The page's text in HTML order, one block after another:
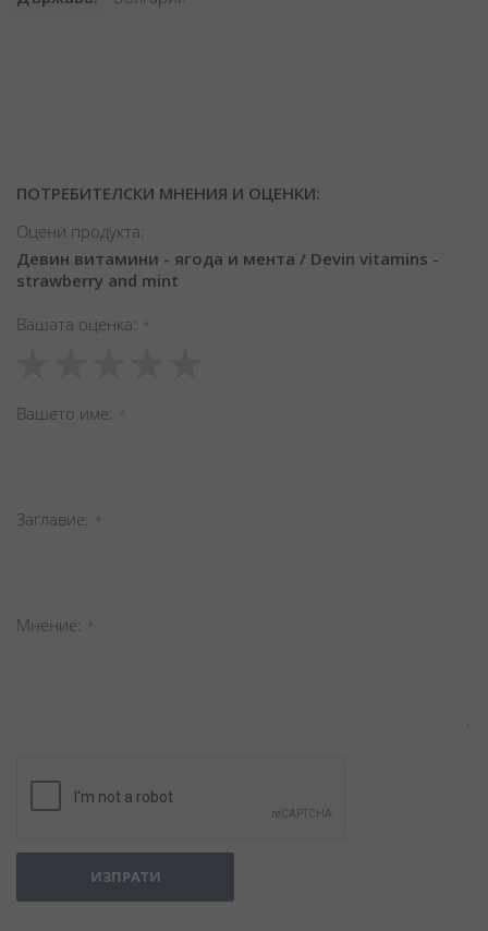
ПОТРЕБИТЕЛСКИ МНЕНИЯ И ОЦЕНКИ:
Оцени продукта:
Девин витамини - ягода и мента / Devin vitamins -
strawberry and mint
Вашата оценка
star
stars
stars
stars
stars
Вашето име
Заглавиe
Мнение
ИЗПРАТИ